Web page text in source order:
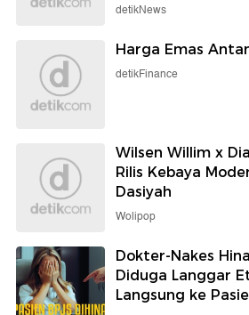
detikNews
Harga Emas
detikFinance
Wilsen Willim x
Rilis Kebaya
Dasiyah
Wolipop
Dokter-Nakes
Diduga Langgar
Langsung ke